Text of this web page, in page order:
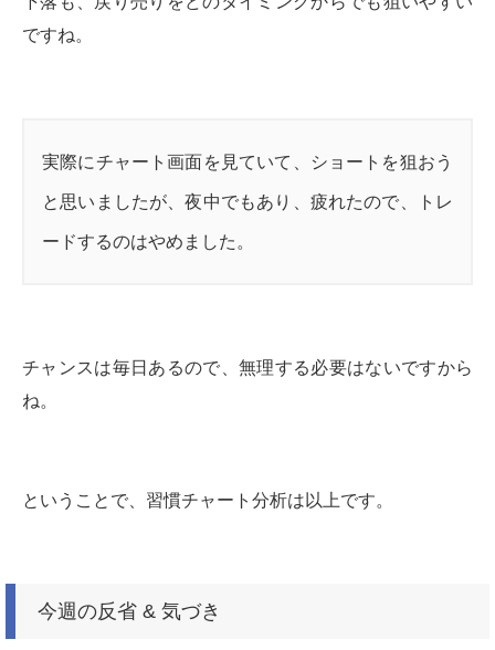
ですね。
実際にチャート画面を見ていて、ショートを狙おう
と思いましたが、夜中でもあり、疲れたので、トレ
ードするのはやめました。
チャンスは毎日あるので、無理する必要はないですから
ね。
ということで、習慣チャート分析は以上です。
今週の反省 & 気づき